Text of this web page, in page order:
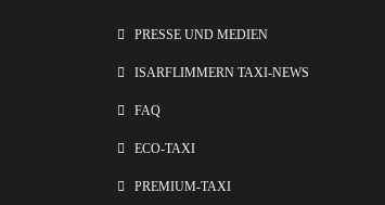
PRESSE UND MEDIEN
ISARFLIMMERN TAXI-NEWS
FAQ
ECO-TAXI
PREMIUM-TAXI